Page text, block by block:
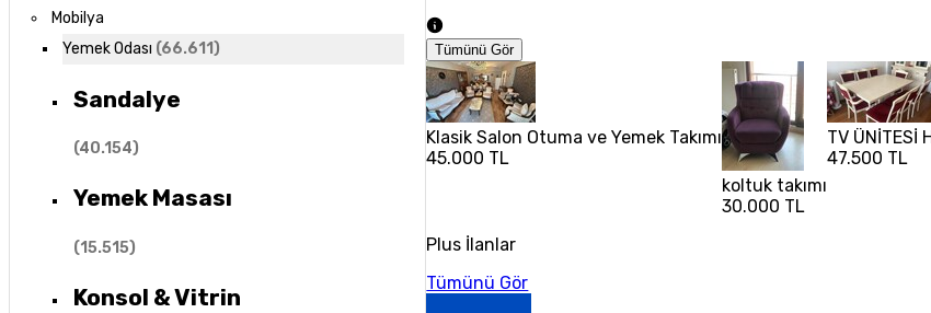
Mobilya
Yemek Odası (66.611)
Sandalye
(40.154)
Yemek Masası
(15.515)
Konsol & Vitrin
Tümünü Gör
Klasik Salon Otuma ve Yemek Takımı
45.000 TL
koltuk takımı
30.000 TL
TV ÜNİTESİ
47.500 TL
Plus İlanlar
Tümünü Gör